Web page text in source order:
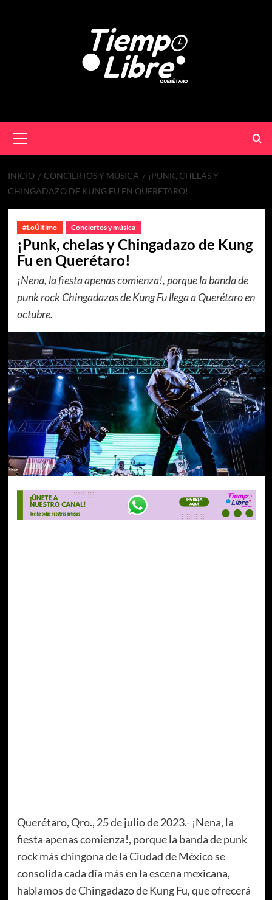
INICIO CONCIERTOS Y MÚSICA
¡PUNK, CHELAS Y
CHINGADAZO DE KUNG FU EN QUERÉTARO!
#LoÚltimo Conciertos y música
¡Punk, chelas y Chingadazo de Kung
Fu en Querétaro!
¡Nena, la fiesta apenas comienza!, porque la banda de
punk rock Chingadazos de Kung Fu llega a Querétaro en
octubre.
Querétaro, Qro., 25 de julio de 2023.- ¡Nena, la
fiesta apenas comienza!, porque la banda de punk
rock más chingona de la Ciudad de México se
consolida cada día más en la escena mexicana,
hablamos de Chingadazo de Kung Fu, que ofrecerá